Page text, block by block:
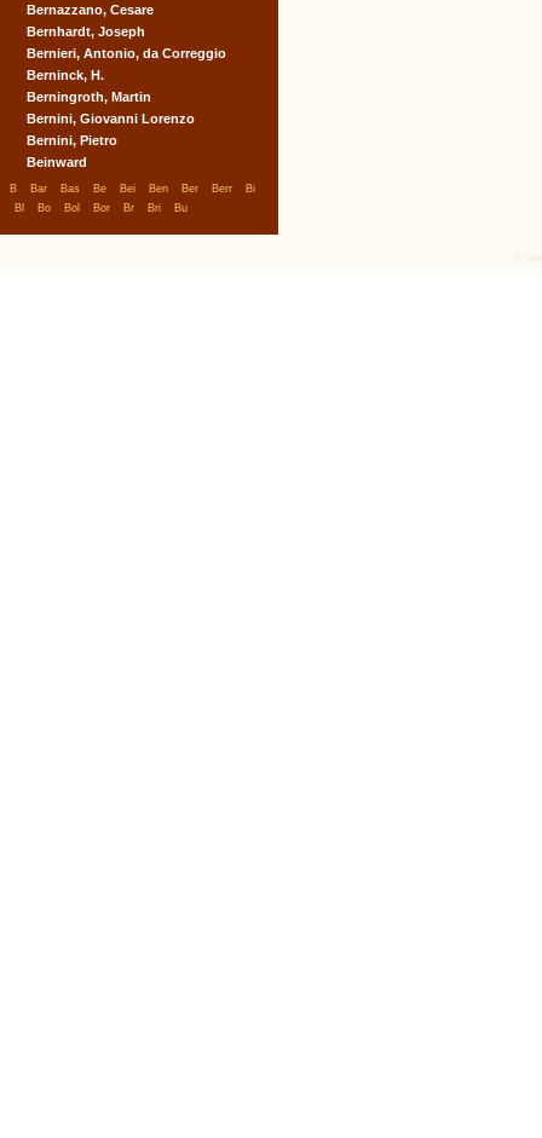
Bernazzano, Cesare
Bernhardt, Joseph
Bernieri, Antonio, da Correggio
Berninck, H.
Berningroth, Martin
Bernini, Giovanni Lorenzo
Bernini, Pietro
Beinward
B Bar Bas Be Bei Ben Ber Berr Bi
Bl Bo Bol Bor Br Bri Bu